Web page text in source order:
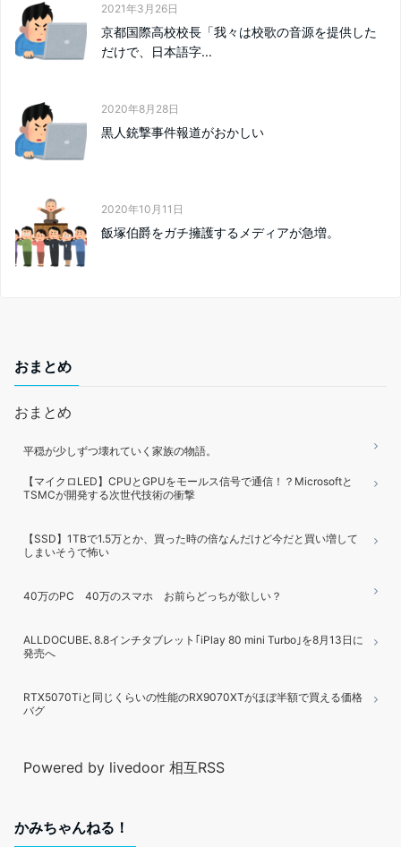
2021年3月26日
京都国際高校校長「我々は校歌の音源を提供した
だけで、日本語字...
2020年8月28日
黒人銃撃事件報道がおかしい
2020年10月11日
飯塚伯爵をガチ擁護するメディアが急増。
おまとめ
おまとめ
平穏が少しずつ壊れていく家族の物語。
【マイクロLED】CPUとGPUをモールス信号で通信！？Microsoftと
TSMCが開発する次世代技術の衝撃
【SSD】1TBで1.5万とか、買った時の倍なんだけど今だと買い増して
しまいそうで怖い
40万のPC 40万のスマホ お前らどっちが欲しい？
ALLDOCUBE､8.8インチタブレット｢iPlay 80 mini Turbo｣を8月13日に
発売へ
RTX5070Tiと同じくらいの性能のRX9070XTがほぼ半額で買える価格
バグ
Powered by livedoor 相互RSS
かみちゃんねる！